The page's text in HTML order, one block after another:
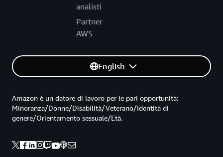
analisti
Partner
AWS
English
Amazon è un datore di lavoro per le pari opportunità:
Minoranza/Donne/Disabilità/Veterano/Identità di
genere/Orientamento sessuale/Età.